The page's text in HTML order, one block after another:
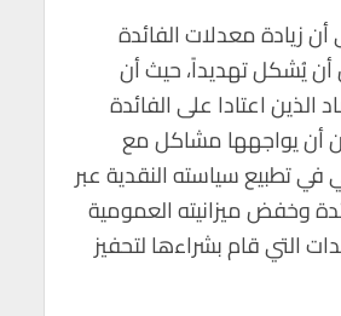
أن زيادة معدلات الفائدة
أن يُشكل تهديداً، حيث أن
الذين اعتادا على الفائدة
أن يواجهها مشاكل مع
في تطبيع سياسته النقدية عبر
وخفض ميزانيته العمومية
التي قام بشراءها لتحفيز